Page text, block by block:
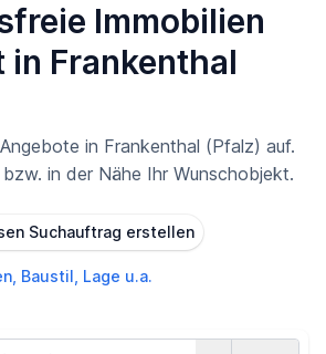
Immobilien
in Frankenthal
in Frankenthal (Pfalz) auf.
in der Nähe Ihr Wunschobjekt.
Suchauftrag erstellen
Baustil, Lage u.a.